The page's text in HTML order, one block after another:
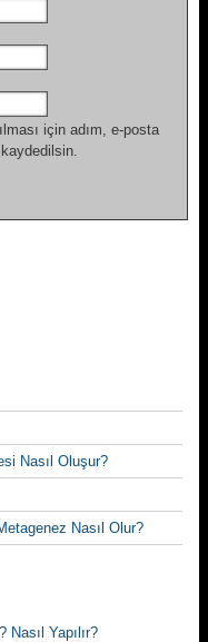
için adım, e-posta
Nasıl Oluşur?
Nasıl Olur?
Yapılır?